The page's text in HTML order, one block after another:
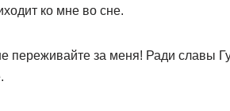
ко мне во сне.
переживайте за меня! Ради славы